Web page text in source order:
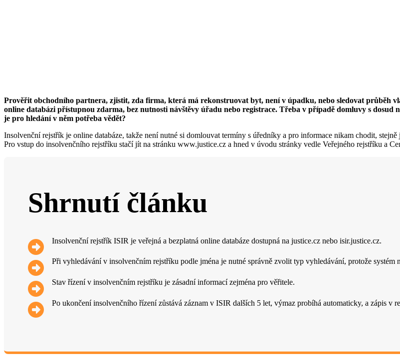
Prověřit obchodního partnera, zjistit, zda firma, která má rekonstruovat byt, není v úpadku, nebo sledovat průběh
online databázi přístupnou zdarma, bez nutnosti návštěvy úřadu nebo registrace. Třeba v případě domluvy s
je pro hledání v něm potřeba vědět?
Insolvenční rejstřík je online databáze, takže není nutné si domlouvat termíny s úředníky a pro informace nikam chodit,
Pro vstup do insolvenčního rejstříku stačí jít na stránku www.justice.cz a hned v úvodu stránky vedle Veřejného rejstříku a
Shrnutí článku
Insolvenční rejstřík ISIR je veřejná a bezplatná online databáze dostupná na justice.cz nebo isir.justice.cz.
Při vyhledávání v insolvenčním rejstříku podle jména je nutné správně zvolit typ vyhledávání, protože systém
Stav řízení v insolvenčním rejstříku je zásadní informací zejména pro věřitele.
Po ukončení insolvenčního řízení zůstává záznam v ISIR dalších 5 let, výmaz probíhá automaticky, a zápis v